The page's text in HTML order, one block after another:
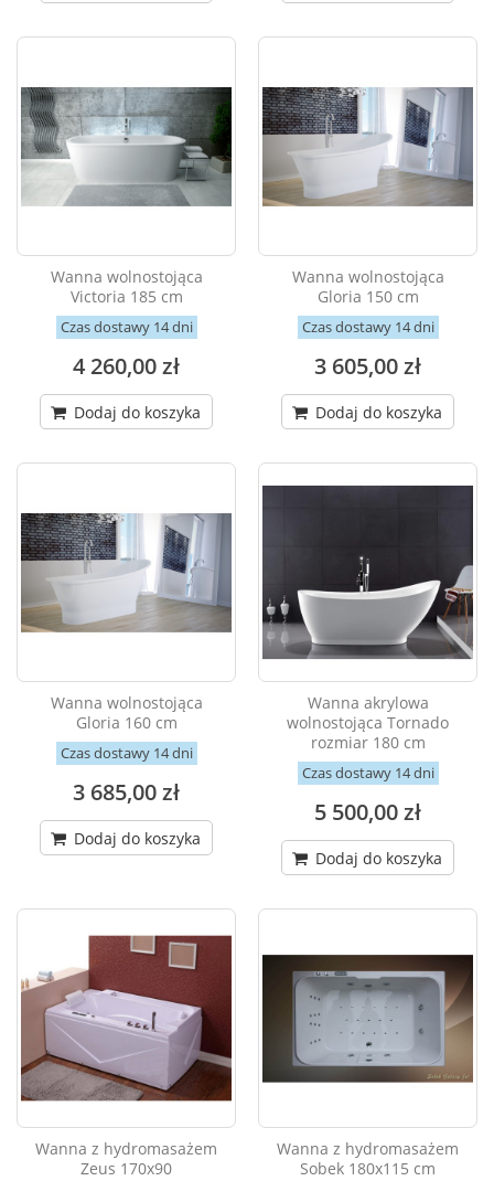
Wanna wolnostojąca
Victoria 185 cm
Czas dostawy 14 dni
4 260,00 zł
Dodaj do koszyka
Wanna wolnostojąca
Gloria 150 cm
Czas dostawy 14 dni
3 605,00 zł
Dodaj do koszyka
Wanna wolnostojąca
Gloria 160 cm
Czas dostawy 14 dni
3 685,00 zł
Dodaj do koszyka
Wanna akrylowa
wolnostojąca Tornado
rozmiar 180 cm
Czas dostawy 14 dni
5 500,00 zł
Dodaj do koszyka
Wanna z hydromasażem
Zeus 170x90
Wanna z hydromasażem
Sobek 180x115 cm